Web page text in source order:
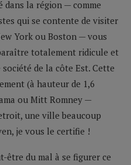
dans la région — comme
qui se contente de visiter
York ou Boston — vous
totalement ridicule et
de la côte Est. Cette
(à hauteur de 1,6
ou Mitt Romney —
une ville beaucoup
je vous le certifie !
être du mal à se figurer ce